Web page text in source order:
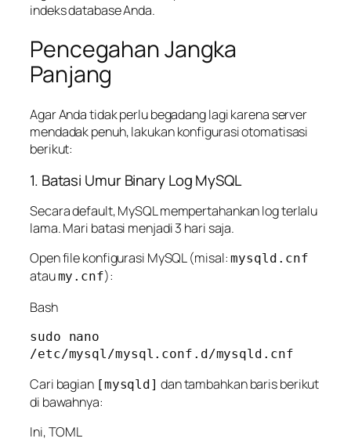
indeks database Anda.
Pencegahan Jangka
Panjang
Agar Anda tidak perlu begadang lagi karena server
mendadak penuh, lakukan konfigurasi otomatisasi
berikut:
1. Batasi Umur Binary Log MySQL
Secara default, MySQL mempertahankan log terlalu
lama. Mari batasi menjadi 3 hari saja.
Open file konfigurasi MySQL (misal:mysqld.cnf
ataumy.cnf):
Bash
sudo nano
Cari bagian [mysqld] dan tambahkan baris berikut
di bawahnya:
Ini, TOML